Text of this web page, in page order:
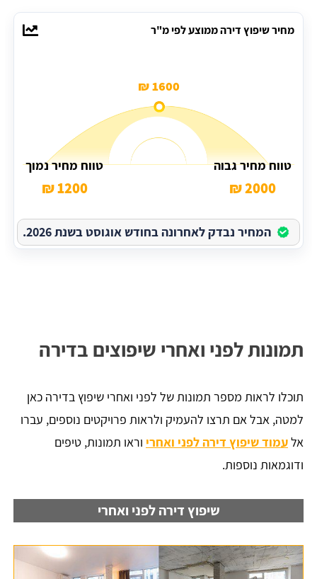
מחיר שיפוץ דירה ממוצע לפי מ"ר
1600 ₪
טווח מחיר גבוה
2000 ₪
טווח מחיר נמוך
1200 ₪
המחיר נבדק לאחרונה בחודש אוגוסט בשנת 2026.
תמונות לפני ואחרי שיפוצים בדירה
תוכלו לראות מספר תמונות של לפני ואחרי שיפוץ בדירה כאן
למטה, אבל אם תרצו להעמיק ולראות פרויקטים נוספים, עברו
אלעמוד שיפוץ דירה לפני ואחרי וראו תמונות, טיפים
ודוגמאות נוספות.
שיפוץ דירה לפני ואחרי